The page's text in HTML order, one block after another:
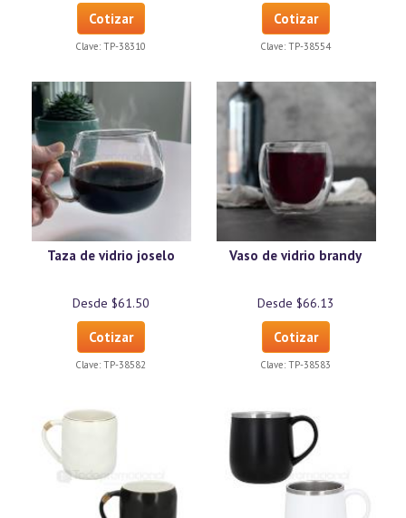
Cotizar
Clave: TP-38310
Cotizar
Clave: TP-38554
Taza de vidrio joselo
Desde $61.50
Cotizar
Clave: TP-38582
Vaso de vidrio brandy
Desde $66.13
Cotizar
Clave: TP-38583